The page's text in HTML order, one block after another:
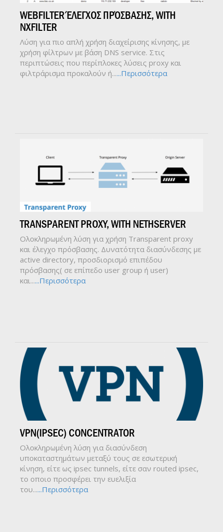
WEBFILTER ΈΛΕΓΧΟΣ ΠΡΌΣΒΑΣΗΣ, WITH
NXFILTER
Λύση για πιο απλή χρήση διαχείρισης κίνησης, με
χρήση φίλτρων με βάση DNS service. Στις
περιπτώσεις που περίπλοκες λύσεις proxy και
φιλτράρισμα προκαλούν ή......Περισσότερα
TRANSPARENT PROXY, WITH NETHSERVER
Ολοκληρωμένη λύση για χρήση Transparent proxy
και έλεγχο πρόσβασης. Δυνατότητα διασύνδεσης με
active directory, προσδιορισμό επιπέδου
πρόσβασης( σε επίπεδο user group ή user)
και......Περισσότερα
VPN(IPSEC) CONCENTRATOR
Ολοκληρωμένη λύση για διασύνδεση
υποκαταστημάτων μεταξύ τους σε εσωτερική
κίνηση, είτε ως ipsec tunnels, είτε σαν routed ipsec,
το οποιο προσφέρει την ευελιξία
του......Περισσότερα